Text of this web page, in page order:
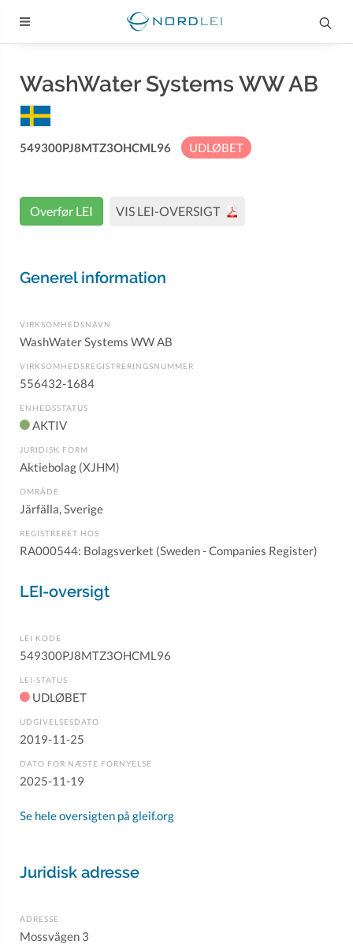
WashWater Systems WW AB
549300PJ8MTZ3OHCML96 UDLØBET
Overfør LEI VIS LEI-OVERSIGT
Generel information
VIRKSOMHEDSNAVN
WashWater Systems WW AB
VIRKSOMHEDSREGISTRERINGSNUMMER
556432-1684
ENHEDSSTATUS
AKTIV
JURIDISK FORM
Aktiebolag (XJHM)
OMRÅDE
Järfälla, Sverige
REGISTRERET HOS
RA000544: Bolagsverket (Sweden - Companies Register)
LEI-oversigt
LEI KODE
549300PJ8MTZ3OHCML96
LEI-STATUS
UDLØBET
UDGIVELSESDATO
2019-11-25
DATO FOR NÆSTE FORNYELSE
2025-11-19
Se hele oversigten på gleif.org
Juridisk adresse
ADRESSE
Mossvägen 3